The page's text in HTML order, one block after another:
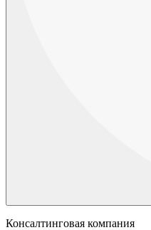
Консалтинговая компания